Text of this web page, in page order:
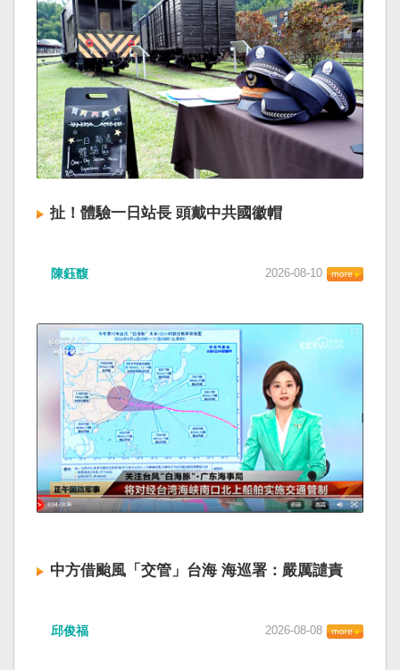
扯！體驗一日站長 頭戴中共國徽帽
陳鈺馥 2026-08-10
中方借颱風「交管」台海 海巡署：嚴厲譴責
邱俊福 2026-08-08